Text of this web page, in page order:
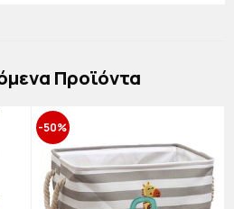
Προϊόντα
-50%